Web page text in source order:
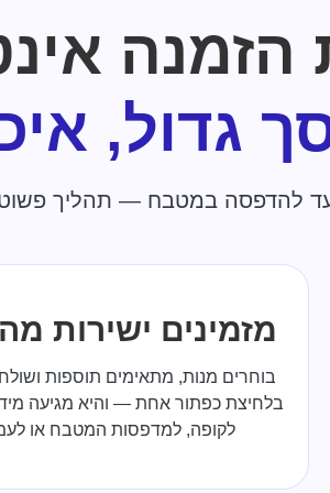
הזמנה
גדול,
להדפסה במטבח — תהליך פשוט
מזמינים ישירות
בוחרים מנות, מתאימים תוספות
בלחיצת כפתור אחת — והיא מגיעה מיד
לקופה, למדפסות המטבח או